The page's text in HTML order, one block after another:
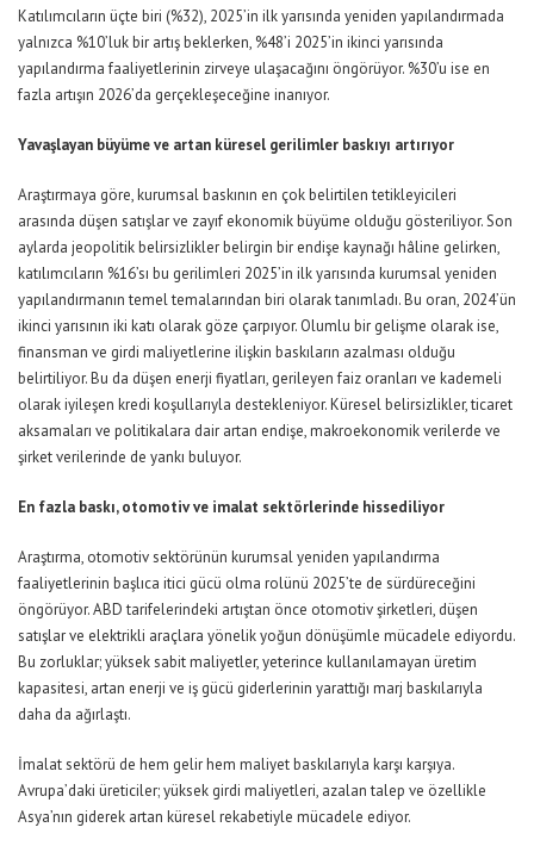
Katılımcıların üçte biri (%32), 2025’in ilk yarısında yeniden yapılandırmada
yalnızca %10’luk bir artış beklerken, %48’i 2025’in ikinci yarısında
yapılandırma faaliyetlerinin zirveye ulaşacağını öngörüyor. %30’u ise en
fazla artışın 2026’da gerçekleşeceğine inanıyor.
Yavaşlayan büyüme ve artan küresel gerilimler baskıyı artırıyor
Araştırmaya göre, kurumsal baskının en çok belirtilen tetikleyicileri
arasında düşen satışlar ve zayıf ekonomik büyüme olduğu gösteriliyor. Son
aylarda jeopolitik belirsizlikler belirgin bir endişe kaynağı hâline gelirken,
katılımcıların %16’sı bu gerilimleri 2025’in ilk yarısında kurumsal yeniden
yapılandırmanın temel temalarından biri olarak tanımladı. Bu oran, 2024’ün
ikinci yarısının iki katı olarak göze çarpıyor. Olumlu bir gelişme olarak ise,
finansman ve girdi maliyetlerine ilişkin baskıların azalması olduğu
belirtiliyor. Bu da düşen enerji fiyatları, gerileyen faiz oranları ve kademeli
olarak iyileşen kredi koşullarıyla destekleniyor. Küresel belirsizlikler, ticaret
aksamaları ve politikalara dair artan endişe, makroekonomik verilerde ve
şirket verilerinde de yankı buluyor.
En fazla baskı, otomotiv ve imalat sektörlerinde hissediliyor
Araştırma, otomotiv sektörünün kurumsal yeniden yapılandırma
faaliyetlerinin başlıca itici gücü olma rolünü 2025’te de sürdüreceğini
öngörüyor. ABD tarifelerindeki artıştan önce otomotiv şirketleri, düşen
satışlar ve elektrikli araçlara yönelik yoğun dönüşümle mücadele ediyordu.
Bu zorluklar; yüksek sabit maliyetler, yeterince kullanılamayan üretim
kapasitesi, artan enerji ve iş gücü giderlerinin yarattığı marj baskılarıyla
daha da ağırlaştı.
İmalat sektörü de hem gelir hem maliyet baskılarıyla karşı karşıya.
Avrupa’daki üreticiler; yüksek girdi maliyetleri, azalan talep ve özellikle
Asya’nın giderek artan küresel rekabetiyle mücadele ediyor.